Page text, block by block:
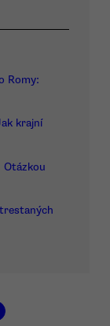
Romy:
krajní
Otázkou